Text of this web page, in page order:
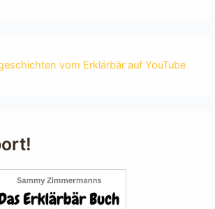
vom Erklärbär auf YouTube